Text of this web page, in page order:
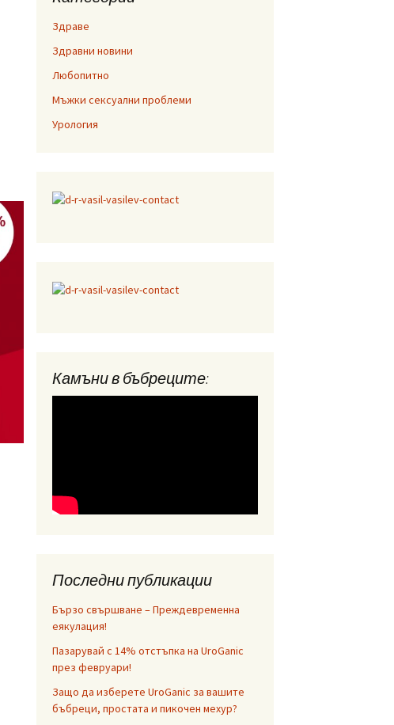
Здраве
Здравни новини
Любопитно
Мъжки сексуални проблеми
Урология
Камъни в бъбреците:
Последни публикации
Бързо свършване – Преждевременна
еякулация!
Пазарувай с 14% отстъпка на UroGanic
през февруари!
Защо да изберете UroGanic за вашите
бъбреци, простата и пикочен мехур?